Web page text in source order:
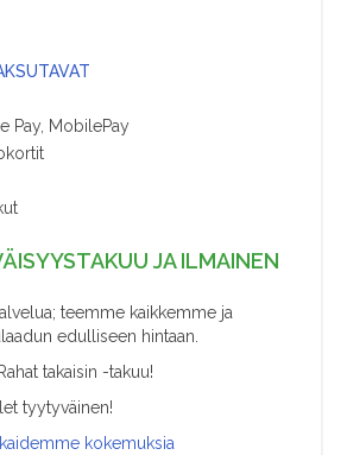
Pay, MobilePay
JA ILMAINEN
teemme kaikkemme ja
edulliseen hintaan.
takaisin -takuu!
tyytyväinen!
kokemuksia